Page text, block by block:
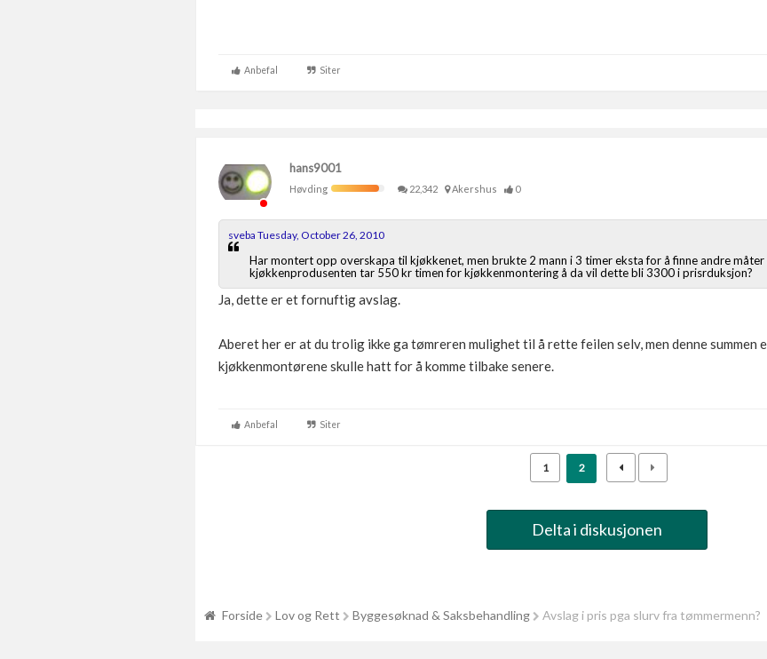
Anbefal Siter
hans9001
Høvding
22,342 Akershus 0
sveba Tuesday, October 26, 2010
Har montert opp overskapa til kjøkkenet, men brukte 2 mann i 3 timer eksta for å finne andre
kjøkkenprodusenten tar 550 kr timen for kjøkkenmontering å da vil dette bli 3300 i prisrduksjon?
Ja, dette er et fornuftig avslag.
Aberet her er at du trolig ikke ga tømreren mulighet til å rette feilen selv, men denne summen
kjøkkenmontørene skulle hatt for å komme tilbake senere.
Anbefal Siter
1 2
Delta i diskusjonen
Forside Lov og Rett Byggesøknad & Saksbehandling Avslag i pris pga slurv fra tømmermenn?